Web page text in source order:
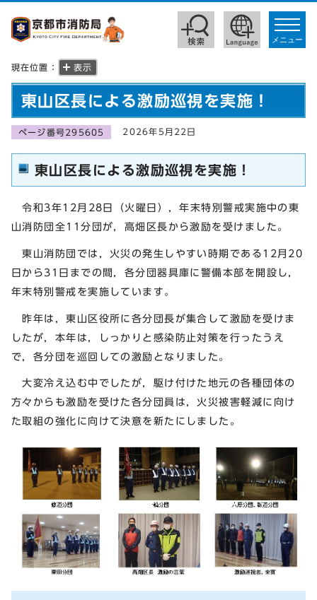
toggle
メニュー
現在位置： 表示
東山区長による激励巡視を実施！
ページ番号295605 2026年5月22日
東山区長による激励巡視を実施！
令和3年12月28日（火曜日），年末特別警戒実施中の東
山消防団全11分団が，高畑区長から激励を受けました。
東山消防団では，火災の発生しやすい時期である12月20
日から31日までの間，各分団器具庫に警備本部を開設し，
年末特別警戒を実施しています。
昨年は，東山区役所に各分団長が集合して激励を受けま
したが，本年は，しっかりと感染防止対策を行ったうえ
で，各分団を巡回しての激励となりました。
大変冷え込む中でしたが，駆け付けた地元の各種団体の
方々からも激励を受けた各分団員は，火災被害軽減に向け
た取組の強化に向けて決意を新たにしました。